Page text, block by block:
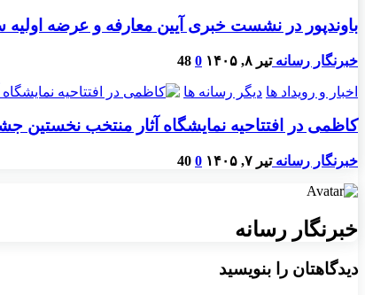
باوندپور در نشست خبری آیین معارفه و عرضه اولیه سهام شرکت پیمان غرب:
خبرنگار رسانهتیر ۸, ۱۴۰۵ 0
48
اخبار و رویداد ها دیگر رسانه ها
کاظمی در افتتاحیه نمایشگاه آثار منتخب نخستین
خبرنگار رسانهتیر ۷, ۱۴۰۵ 0
40
خبرنگار رسانه
دیدگاهتان را بنویسید